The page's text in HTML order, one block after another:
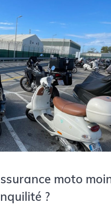
moto
?